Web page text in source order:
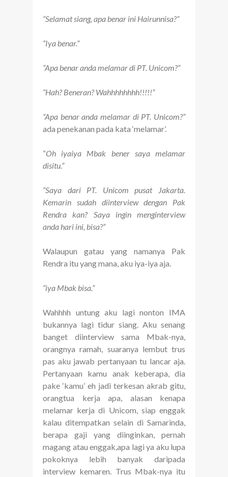
“Selamat siang, apa benar ini Hairunnisa?”
“Iya benar.”
“Apa benar anda melamar di PT. Unicom?”
“Hah? Beneran? Wahhhhhhhh!!!!!”
“Apa benar anda melamar di PT. Unicom?”
ada penekanan pada kata ‘melamar’.
“Oh iyaiya Mbak bener saya melamar
disitu.”
“Saya dari PT. Unicom pusat Jakarta.
Kemarin sudah diinterview dengan Pak
Rendra kan? Saya ingin menginterview
anda hari ini, bisa?”
Walaupun gatau yang namanya Pak
Rendra itu yang mana, aku iya-iya aja.
“iya Mbak bisa.”
Wahhhh untung aku lagi nonton IMA
bukannya lagi tidur siang. Aku senang
banget diinterview sama Mbak-nya,
orangnya ramah, suaranya lembut trus
pas aku jawab pertanyaan tu lancar aja.
Pertanyaan kamu anak keberapa, dia
pake ‘kamu’ eh jadi terkesan akrab gitu,
orangtua kerja apa, alasan kenapa
melamar kerja di Unicom, siap enggak
kalau ditempatkan selain di Samarinda,
berapa gaji yang diinginkan, pernah
magang atau enggak,apa lagi ya aku lupa
pokoknya lebih banyak daripada
interview kemaren. Trus Mbak-nya itu